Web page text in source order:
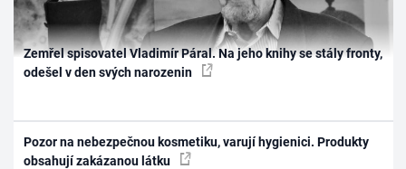
Zemřel spisovatel Vladimír Páral. Na jeho knihy se stály fronty,
odešel v den svých narozenin
Pozor na nebezpečnou kosmetiku, varují hygienici. Produkty
obsahují zakázanou látku